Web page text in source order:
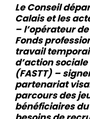
Le Conseil
Calais et les
– l’opérateur
Fonds
travail
d’action
(FASTT) –
partenariat
parcours des
bénéficiaires du